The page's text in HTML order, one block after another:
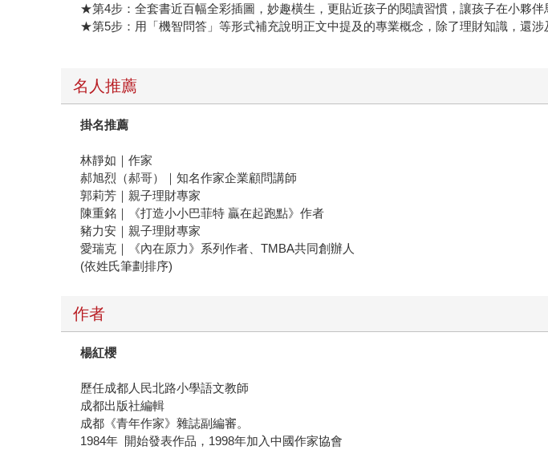
★第4步：全套書近百幅全彩插圖，妙趣橫生，更貼近孩子的閱讀習慣，讓孩子在小夥伴
★第5步：用「機智問答」等形式補充說明正文中提及的專業概念，除了理財知識，還涉
名人推薦
掛名推薦
林靜如｜作家
郝旭烈（郝哥）｜知名作家企業顧問講師
郭莉芳｜親子理財專家
陳重銘｜《打造小小巴菲特 贏在起跑點》作者
豬力安｜親子理財專家
愛瑞克｜《內在原力》系列作者、TMBA共同創辦人
(依姓氏筆劃排序)
作者
楊紅櫻
歷任成都人民北路小學語文教師
成都出版社編輯
成都《青年作家》雜誌副編審。
1984年 開始發表作品，1998年加入中國作家協會